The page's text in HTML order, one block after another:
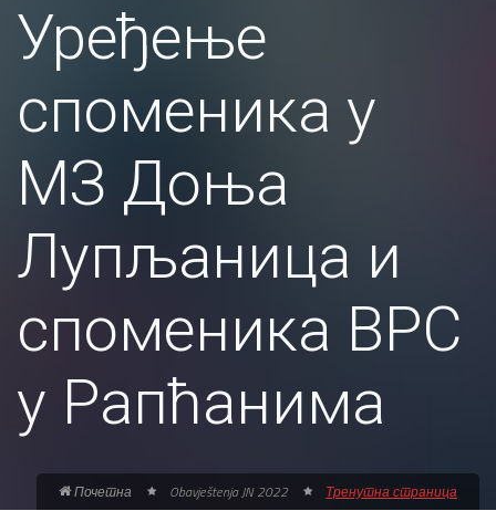
Уређење
споменика у
МЗ Доња
Лупљаница и
споменика ВРС
у Рапћанима
Почетна Obavještenja JN 2022 Тренутна страница